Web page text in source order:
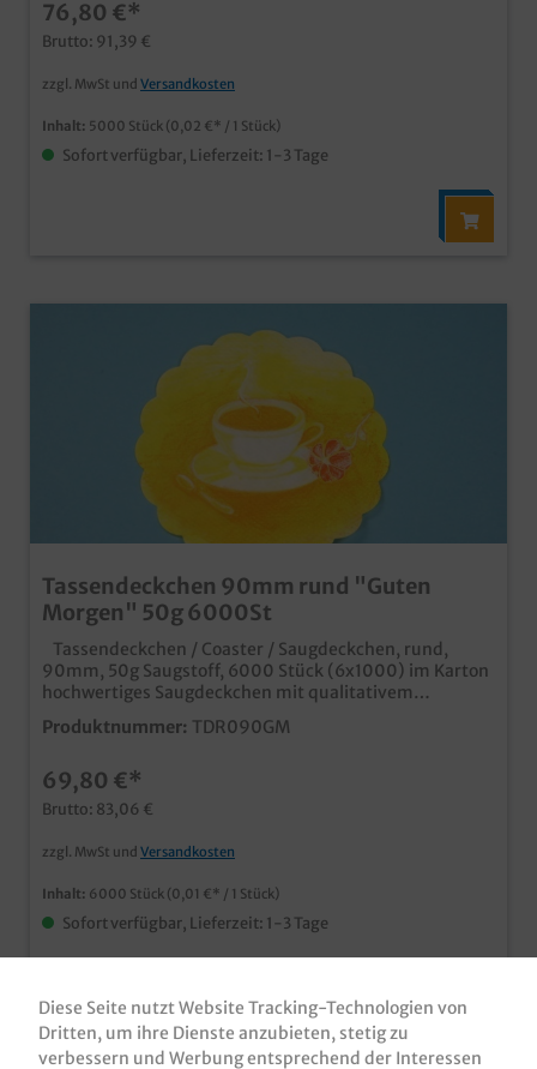
76,80 €*
Brutto: 91,39 €
zzgl. MwSt und Versandkosten
Inhalt: 5000 Stück (0,02 €* / 1 Stück)
Sofort verfügbar, Lieferzeit: 1-3 Tage
Tassendeckchen 90mm rund "Guten
Morgen" 50g 6000St
Tassendeckchen / Coaster / Saugdeckchen, rund,
90mm, 50g Saugstoff, 6000 Stück (6x1000) im Karton
hochwertiges Saugdeckchen mit qualitativem
Neutraldruck "Guten Morgen" ideal für den Einsatz in
Produktnummer: TDR090GM
69,80 €*
Brutto: 83,06 €
zzgl. MwSt und Versandkosten
Inhalt: 6000 Stück (0,01 €* / 1 Stück)
Sofort verfügbar, Lieferzeit: 1-3 Tage
Diese Seite nutzt Website Tracking-Technologien von
Dritten, um ihre Dienste anzubieten, stetig zu
verbessern und Werbung entsprechend der Interessen